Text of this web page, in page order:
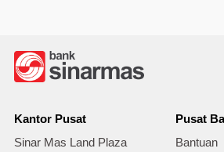
Kantor Pusat
Sinar Mas Land Plaza
Pusat
Bantuan